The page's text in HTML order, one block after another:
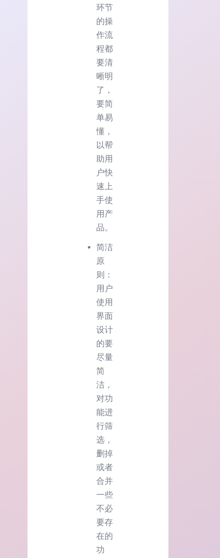
环节
的操
作流
程都
要清
晰明
了，
要简
单易
懂，
以帮
助用
户快
速上
手使
用产
品。
简洁
原
则：
用户
使用
界面
设计
的要
尽量
简
洁，
对功
能进
行筛
选，
删掉
或者
合并
一些
不必
要存
在的
功